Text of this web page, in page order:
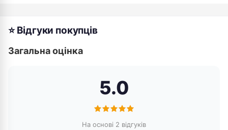
⭐ Відгуки покупців
Загальна оцінка
5.0
На основі 2 відгуків